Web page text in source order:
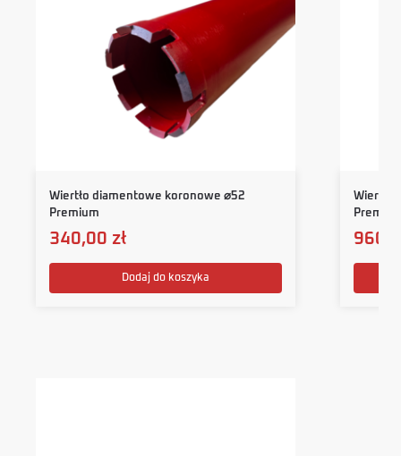
Wiertło diamentowe koronowe ⌀52
Premium
340,00 zł
Dodaj do koszyka
Wiertło